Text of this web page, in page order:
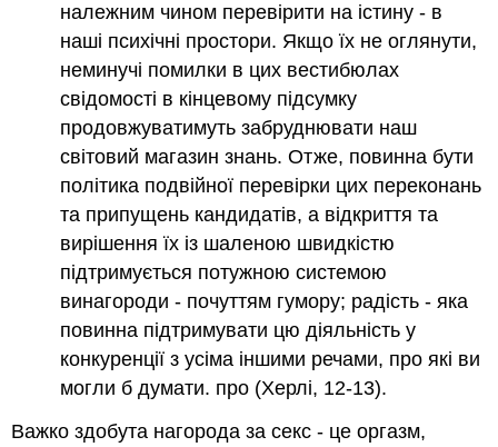
належним чином перевірити на істину - в
наші психічні простори. Якщо їх не оглянути,
неминучі помилки в цих вестибюлах
свідомості в кінцевому підсумку
продовжуватимуть забруднювати наш
світовий магазин знань. Отже, повинна бути
політика подвійної перевірки цих переконань
та припущень кандидатів, а відкриття та
вирішення їх із шаленою швидкістю
підтримується потужною системою
винагороди - почуттям гумору; радість - яка
повинна підтримувати цю діяльність у
конкуренції з усіма іншими речами, про які ви
могли б думати. про (Херлі, 12-13).
Важко здобута нагорода за секс - це оргазм,